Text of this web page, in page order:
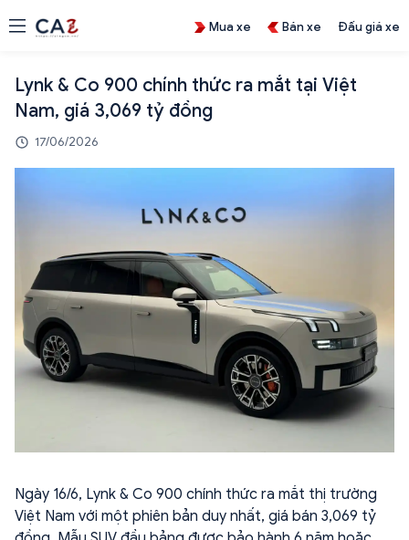
Mua xe Bán xe Đấu giá xe
Lynk & Co 900 chính thức ra mắt tại Việt
Nam, giá 3,069 tỷ đồng
17/06/2026
Ngày 16/6, Lynk & Co 900 chính thức ra mắt thị trường
Việt Nam với một phiên bản duy nhất, giá bán 3,069 tỷ